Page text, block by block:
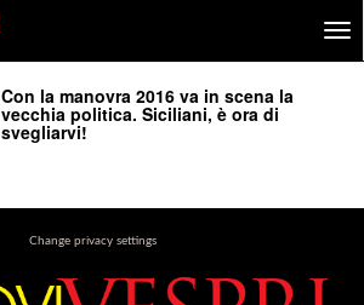
Con la manovra 2016 va in scena la
vecchia politica. Siciliani, è ora di
svegliarvi!
Change privacy settings